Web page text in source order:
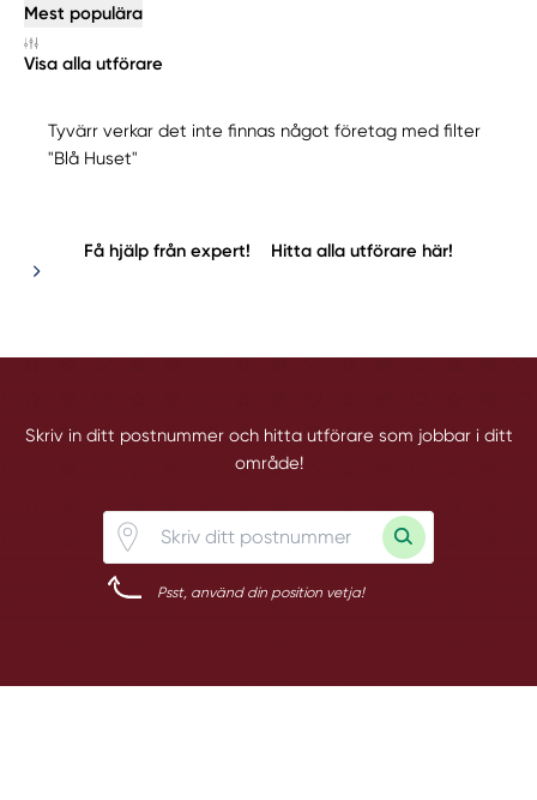
Mest populära
Visa alla utförare
Tyvärr verkar det inte finnas något företag med filter
"Blå Huset"
Få hjälp från expert! Hitta alla utförare här!
Skriv in ditt postnummer och hitta utförare som jobbar i ditt
område!
Psst, använd din position vetja!